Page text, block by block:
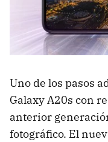
Uno de los pasos
Galaxy A20s con
anterior
fotográfico. El